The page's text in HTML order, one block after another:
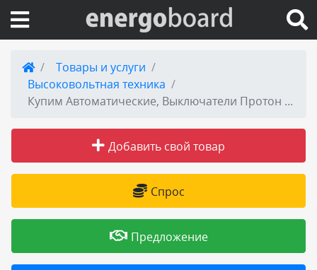
Вход на сайт
Поиск по сайту
Публикации
Справка
Товары и услуги
Товары и услуги
Высоковольтная техника
Купим Автоматические, Выключатели Протон 25С-2500А. 40С-4000А. 63С-6300А.
Добавить свой товар
Спрос
Предложение